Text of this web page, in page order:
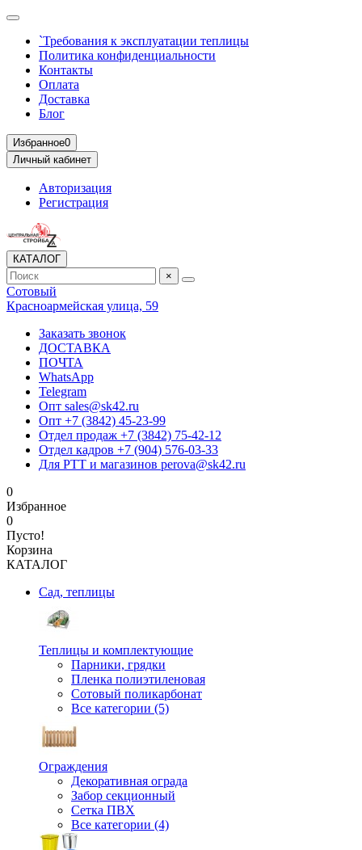
`Требования к эксплуатации теплицы
Политика конфиденциальности
Контакты
Оплата
Доставка
Блог
Избранное0
Личный кабинет
Авторизация
Регистрация
КАТАЛОГ
×
Сотовый
Красноармейская улица, 59
Заказать звонок
ДОСТАВКА
ПОЧТА
WhatsApp
Telegram
Опт sales@sk42.ru
Опт +7 (3842) 45-23-99
Отдел продаж +7 (3842) 75-42-12
Отдел кадров +7 (904) 576-03-33
Для РТТ и магазинов perova@sk42.ru
0
Избранное
0
Пусто!
Корзина
КАТАЛОГ
Сад, теплицы
Теплицы и комплектующие
Парники, грядки
Пленка полиэтиленовая
Сотовый поликарбонат
Все категории (5)
Ограждения
Декоративная ограда
Забор секционный
Сетка ПВХ
Все категории (4)